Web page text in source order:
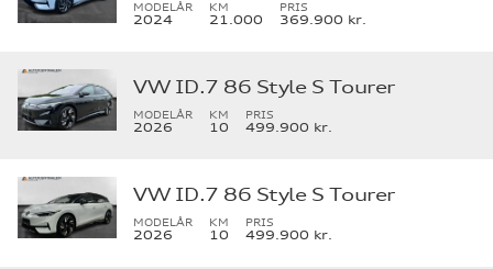
MODELÅR
2024
KM
21.000
PRIS
369.900 kr.
VW ID.7 86 Style S Tourer
MODELÅR
2026
KM
10
PRIS
499.900 kr.
VW ID.7 86 Style S Tourer
MODELÅR
2026
KM
10
PRIS
499.900 kr.